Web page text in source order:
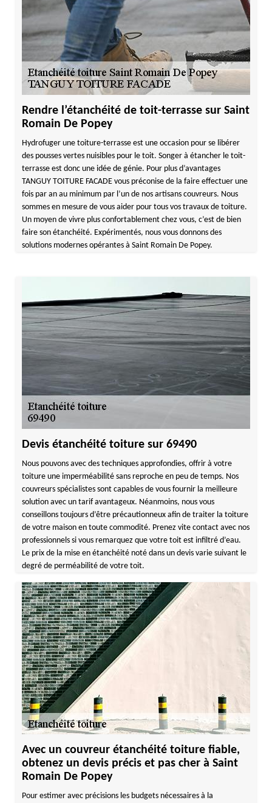
Rendre l’étanchéité de toit-terrasse sur Saint
Romain De Popey
Hydrofuger une toiture-terrasse est une occasion pour se libérer
des pousses vertes nuisibles pour le toit. Songer à étancher le toit-
terrasse est donc une idée de génie. Pour plus d’avantages
TANGUY TOITURE FACADE vous préconise de la faire effectuer une
fois par an au minimum par l’un de nos artisans couvreurs. Nous
sommes en mesure de vous aider pour tous vos travaux de toiture.
Un moyen de vivre plus confortablement chez vous, c’est de bien
faire son étanchéité. Expérimentés, nous vous donnons des
solutions modernes opérantes à Saint Romain De Popey.
Devis étanchéité toiture sur 69490
Nous pouvons avec des techniques approfondies, offrir à votre
toiture une imperméabilité sans reproche en peu de temps. Nos
couvreurs spécialistes sont capables de vous fournir la meilleure
solution avec un tarif avantageux. Néanmoins, nous vous
conseillons toujours d’être précautionneux afin de traiter la toiture
de votre maison en toute commodité. Prenez vite contact avec nos
professionnels si vous remarquez que votre toit est infiltré d’eau.
Le prix de la mise en étanchéité noté dans un devis varie suivant le
degré de perméabilité de votre toit.
Avec un couvreur étanchéité toiture fiable,
obtenez un devis précis et pas cher à Saint
Romain De Popey
Pour estimer avec précisions les budgets nécessaires à la